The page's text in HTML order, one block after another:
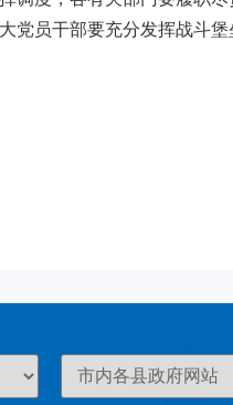
党员干部要充分发挥战斗堡